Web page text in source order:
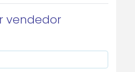
vendedor